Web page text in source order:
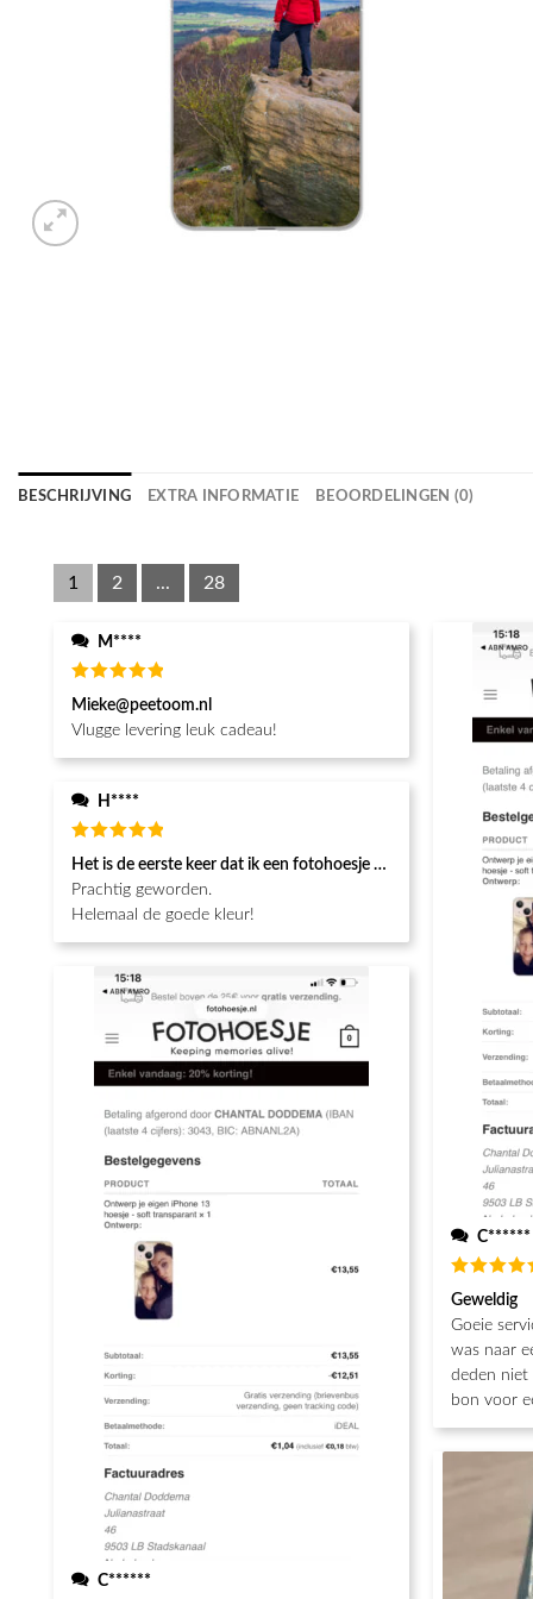
BESCHRIJVING EXTRA INFORMATIE BEOORDELINGEN (0)
1 2 ... 28
M****
Waardering
5uit 5
Mieke@peetoom.nl
Vlugge levering leuk cadeau!
H****
Waardering
5uit 5
Het is de eerste keer dat ik een fotohoesje en het is prachtig!!
Prachtig geworden.
Helemaal de goede kleur!
C******
C******
Waardering
5uit 5
Geweldig
Goeie
was naar
deden niet
bon voor